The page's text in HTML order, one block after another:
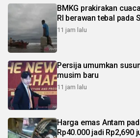
BMKG prakirakan
RI berawan tebal pada
11 jam lalu
Persija umumkan
musim baru
11 jam lalu
Harga emas Antam
Rp40.000 jadi Rp2,690